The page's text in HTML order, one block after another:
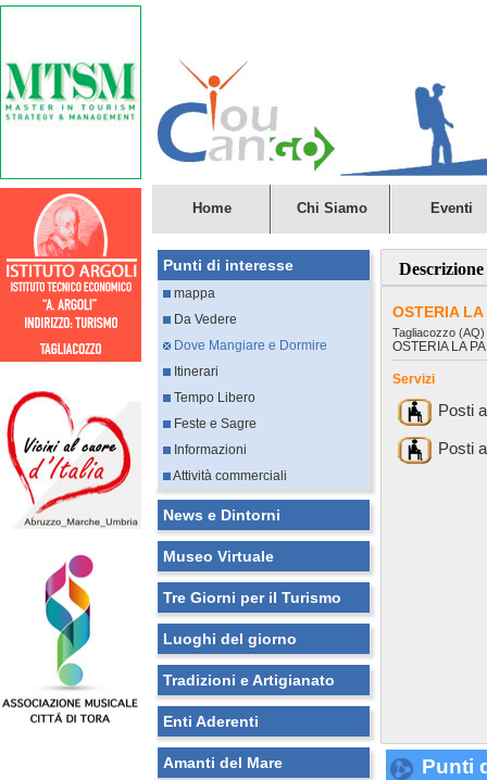
Home Chi Siamo Eventi
Punti di interesse
mappa
Da Vedere
Dove Mangiare e Dormire
Itinerari
Tempo Libero
Feste e Sagre
Informazioni
Attività commerciali
News e Dintorni
Museo Virtuale
Tre Giorni per il Turismo
Luoghi del giorno
Tradizioni e Artigianato
Enti Aderenti
Amanti del Mare
Descrizione
OSTERIA LA
Tagliacozzo (AQ)
OSTERIA LA
Servizi
Posti
Posti
Punti